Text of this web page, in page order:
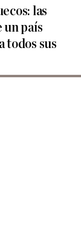
las
un país
todos sus